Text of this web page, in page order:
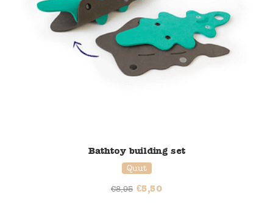
Bathtoy building set
Quut
€8,95 €5,50